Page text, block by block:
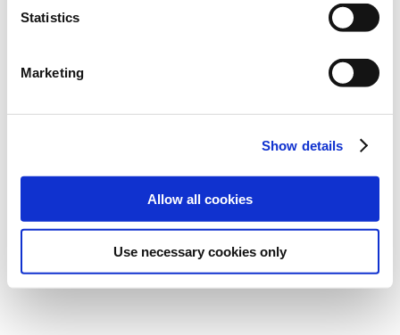
Statistics
Marketing
Show details
Allow all cookies
Use necessary cookies only